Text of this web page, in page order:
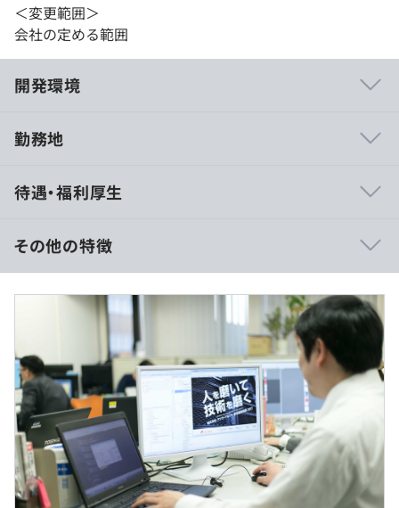
＜変更範囲＞
会社の定める範囲
開発環境
◎希望案件＆希望勤務地での配属率100%（5年連続）
◎残業20h以内／有給取得率8.8日／長期的に働きやすい
環境
◎リモート7割超／フルリモート案件あり
◎ライフスタイルに合わせた柔軟な働き方を実現可能
◎自社開発案件あり！マネジメント経験を生かすチャンス
◎創業153年の安定基盤で、将来も安心
ご希望やスキルに合わせてアサインは決定いたします。
金融業界、医療業界、官公庁などのDX案件が中心です。
常時、300〜400の大手優良企業からの案件が動いていま
す。
勤務地
待遇・福利厚生
【予定年収470万円～920万円】
■賃金形態：月給制
■賃金の決定方法：前職・経験・能力を考慮の上、決定し
■月給：約300,000円～575,000円
・基本給：約300,000円～575,000円
（※想定年収は年収提示額を保証するものではありません）
その他の特徴